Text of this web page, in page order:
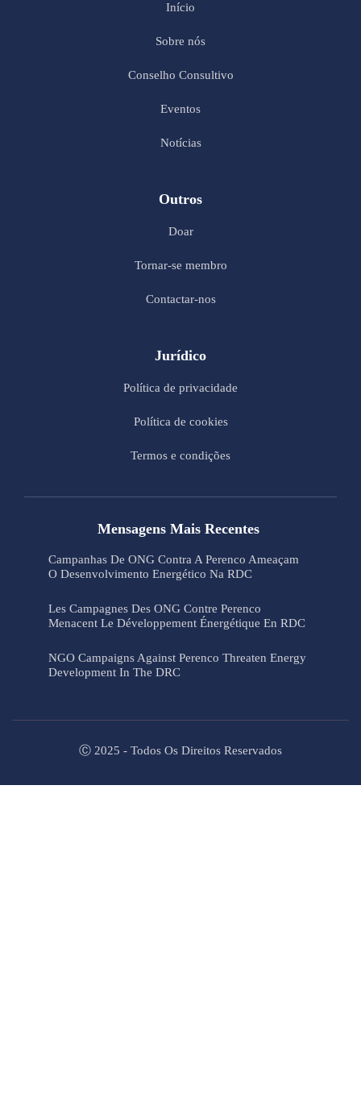
Início
Sobre nós
Conselho Consultivo
Eventos
Notícias
Outros
Doar
Tornar-se membro
Contactar-nos
Jurídico
Política de privacidade
Política de cookies
Termos e condições
Mensagens Mais Recentes
Campanhas De ONG Contra A Perenco Ameaçam
O Desenvolvimento Energético Na RDC
Les Campagnes Des ONG Contre Perenco
Menacent Le Développement Énergétique En RDC
NGO Campaigns Against Perenco Threaten Energy
Development In The DRC
Ⓒ 2025 - Todos Os Direitos Reservados